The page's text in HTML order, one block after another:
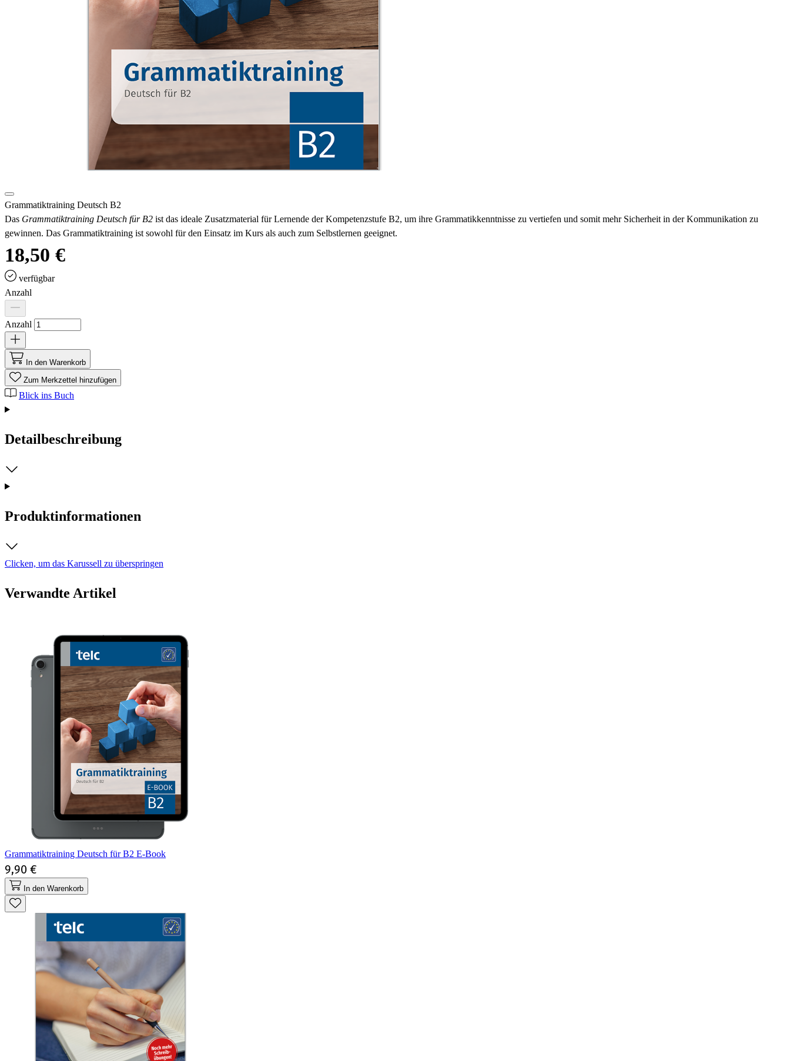
Grammatiktraining Deutsch B2
Das Grammatiktraining Deutsch für B2 ist das ideale Zusatzmaterial für Lernende der Kompetenzstufe B2, um ihre Grammatikkenntnisse zu vertiefen und somit mehr Sicherheit in der Kommunikation zu
gewinnen. Das Grammatiktraining ist sowohl für den Einsatz im Kurs als auch zum Selbstlernen geeignet.
18,50 €
verfügbar
Anzahl
Anzahl
In den Warenkorb
Zum Merkzettel hinzufügen
Blick ins Buch
Detailbeschreibung
Produktinformationen
Clicken, um das Karussell zu überspringen
Verwandte Artikel
Grammatiktraining Deutsch für B2 E-Book
9,90 €
In den Warenkorb